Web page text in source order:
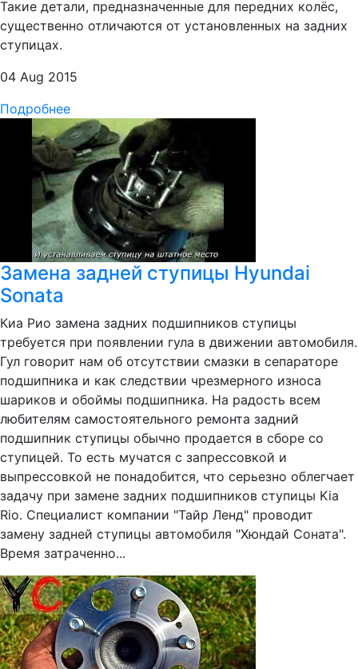
Такие детали, предназначенные для передних колёс,
существенно отличаются от установленных на задних
ступицах.
04 Aug 2015
Подробнее
Замена задней ступицы Hyundai
Sonata
Киа Рио замена задних подшипников ступицы
требуется при появлении гула в движении автомобиля.
Гул говорит нам об отсутствии смазки в сепараторе
подшипника и как следствии чрезмерного износа
шариков и обоймы подшипника. На радость всем
любителям самостоятельного ремонта задний
подшипник ступицы обычно продается в сборе со
ступицей. То есть мучатся с запрессовкой и
выпрессовкой не понадобится, что серьезно облегчает
задачу при замене задних подшипников ступицы Kia
Rio. Специалист компании "Тайр Ленд" проводит
замену задней ступицы автомобиля "Хюндай Соната".
Время затраченно...